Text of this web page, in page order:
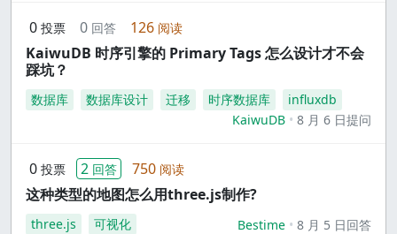
0 投票 0 回答 126 阅读
KaiwuDB 时序引擎的 Primary Tags 怎么设计才不会
踩坑？
数据库 数据库设计 迁移 时序数据库
influxdb
KaiwuDB
8 月 6 日提问
0 投票 2 回答 750 阅读
这种类型的地图怎么用three.js制作?
three.js 可视化 Bestime 8 月 5 日回答